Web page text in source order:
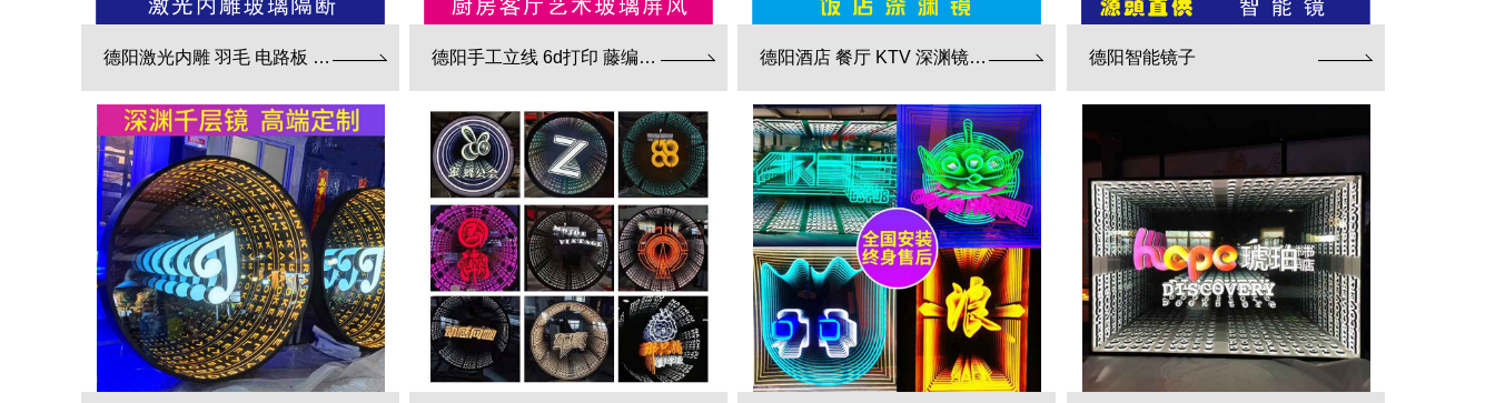
德阳激光内雕 羽毛 电路板 3d效果展现 德阳手工立线 6d打印 藤编夹胶 新款 厂家直销 德阳酒店 餐厅 KTV 深渊镜彩色跑马灯 德阳智能镜子